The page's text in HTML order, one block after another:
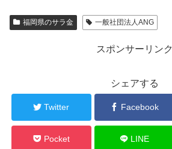
福岡県のサラ金 一般社団法人ANG
スポンサーリンク
シェアする
Twitter Facebook
Pocket LINE